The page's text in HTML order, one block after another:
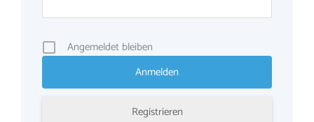
Angemeldet bleiben
Registrieren